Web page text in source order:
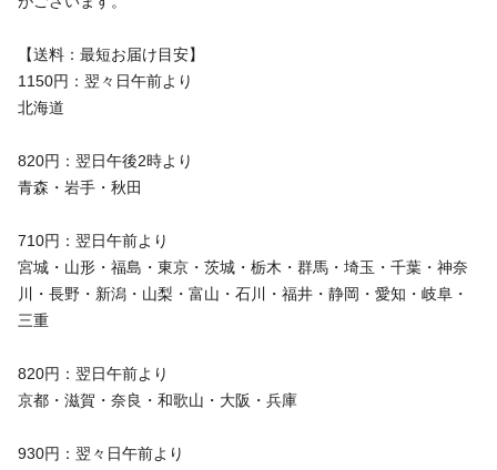
【送料：最短お届け目安】
1150円：翌々日午前より
北海道
820円：翌日午後2時より
青森・岩手・秋田
710円：翌日午前より
宮城・山形・福島・東京・茨城・栃木・群馬・埼玉・千葉・神奈
川・長野・新潟・山梨・富山・石川・福井・静岡・愛知・岐阜・
三重
820円：翌日午前より
京都・滋賀・奈良・和歌山・大阪・兵庫
930円：翌々日午前より